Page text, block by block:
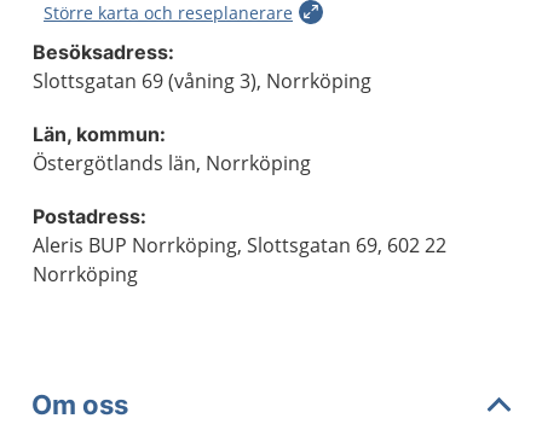
Större karta och reseplanerare
Besöksadress:
Slottsgatan 69 (våning 3), Norrköping
Län, kommun:
Östergötlands län, Norrköping
Postadress:
Aleris BUP Norrköping, Slottsgatan 69, 602 22
Norrköping
Om oss